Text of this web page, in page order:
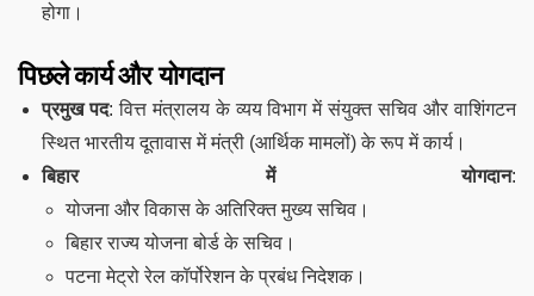
होगा।
पिछले कार्य और योगदान
प्रमुख पद: वित्त मंत्रालय के व्यय विभाग में संयुक्त सचिव और वाशिंगटन
स्थित भारतीय दूतावास में मंत्री (आर्थिक मामलों) के रूप में कार्य।
बिहार में योगदान:
योजना और विकास के अतिरिक्त मुख्य सचिव।
बिहार राज्य योजना बोर्ड के सचिव।
पटना मेट्रो रेल कॉर्पोरेशन के प्रबंध निदेशक।